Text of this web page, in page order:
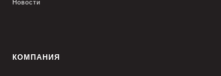
Новости
КОМПАНИЯ